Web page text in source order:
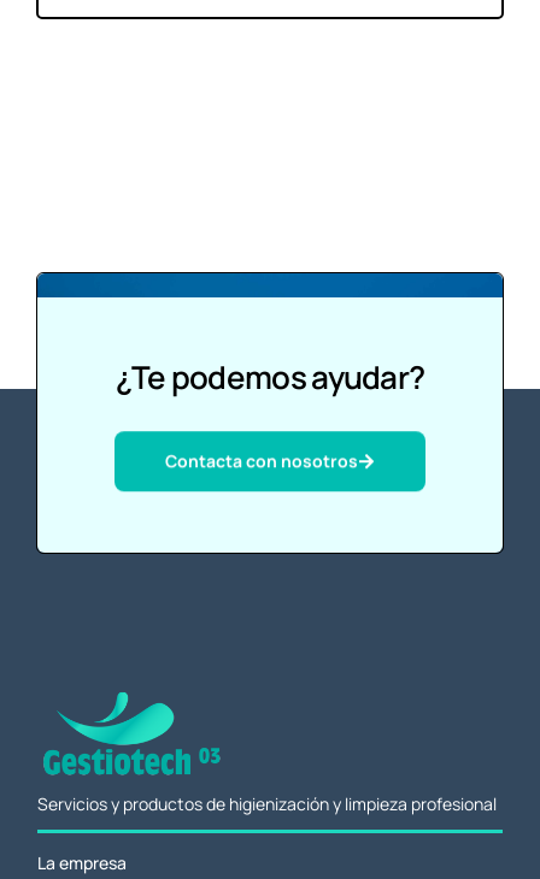
¿Te podemos ayudar?
Contacta con nosotros
Servicios y productos de higienización y limpieza profesional
La empresa